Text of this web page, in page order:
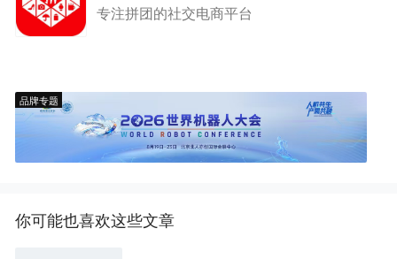
专注拼团的社交电商平台
品牌专题
你可能也喜欢这些文章